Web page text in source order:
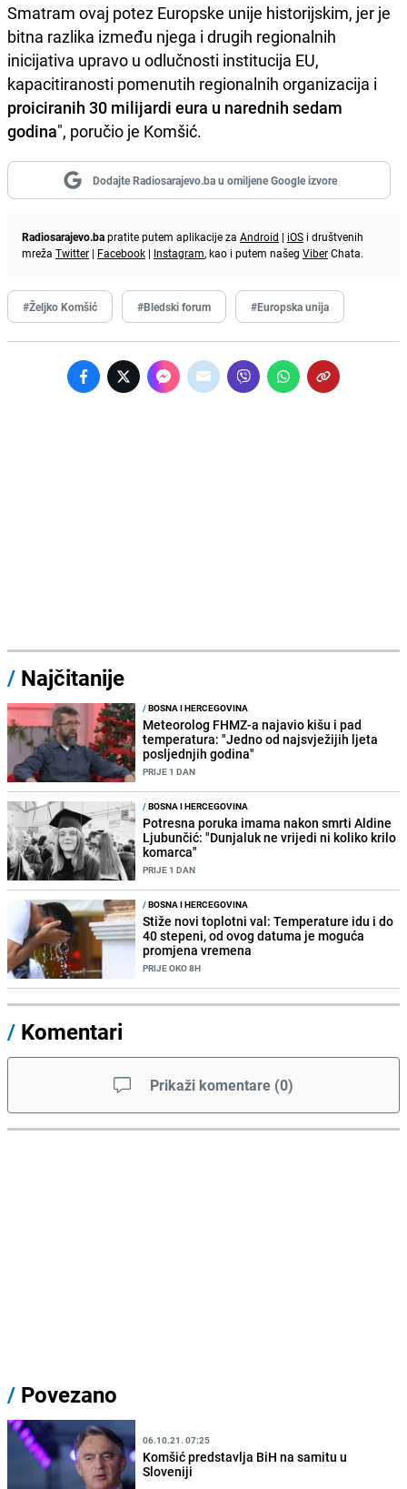
Smatram ovaj potez Europske unije historijskim, jer je
bitna razlika između njega i drugih regionalnih
inicijativa upravo u odlučnosti institucija EU,
kapacitiranosti pomenutih regionalnih organizacija i
proiciranih 30 milijardi eura u narednih sedam
godina", poručio je Komšić.
Dodajte Radiosarajevo.ba u omiljene Google izvore
Radiosarajevo.bapratite putem aplikacije za Android | iOS i društvenih
mreža Twitter | Facebook | Instagram, kao i putem našeg ViberChata.
#Željko Komšić #Bledski forum #Europska unija
/ Najčitanije
/BOSNA I HERCEGOVINA
Meteorolog FHMZ-a najavio kišu i pad
temperatura: "Jedno od najsvježijih ljeta
posljednjih godina"
PRIJE 1 DAN
/BOSNA I HERCEGOVINA
Potresna poruka imama nakon smrti Aldine
Ljubunčić: "Dunjaluk ne vrijedi ni koliko krilo
komarca"
PRIJE 1 DAN
/BOSNA I HERCEGOVINA
Stiže novi toplotni val: Temperature idu i do
40 stepeni, od ovog datuma je moguća
promjena vremena
PRIJE OKO 8H
/ Komentari
Prikaži komentare (0)
/ Povezano
06.10.21. 07:25
Komšić predstavlja BiH na samitu u
Sloveniji